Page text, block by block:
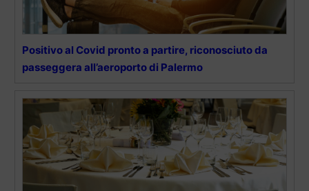
Positivo al Covid pronto a partire, riconosciuto da
passeggera all’aeroporto di Palermo